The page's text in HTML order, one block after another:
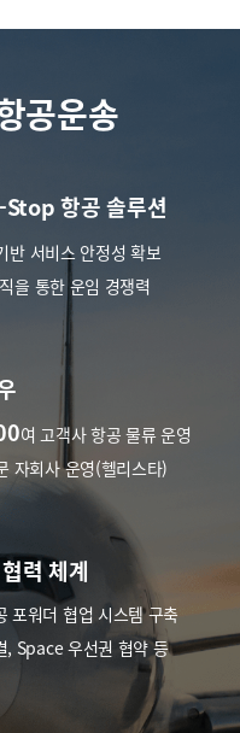
공운송
항공 솔루션
반 서비스 안정성 확보
을 통한 운임 경쟁력
여 고객사 항공 물류 운영
자회사 운영(헬리스타)
력 체계
포워더 협업 시스템 구축
, Space 우선권 협약 등